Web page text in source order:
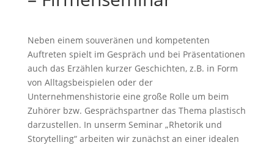
Neben einem souveränen und kompetenten
Auftreten spielt im Gespräch und bei Präsentationen
auch das Erzählen kurzer Geschichten, z.B. in Form
von Alltagsbeispielen oder der
Unternehmenshistorie eine große Rolle um beim
Zuhörer bzw. Gesprächspartner das Thema plastisch
darzustellen. In unserm Seminar „Rhetorik und
Storytelling“ arbeiten wir zunächst an einer idealen